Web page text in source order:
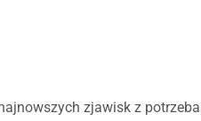
zjawisk z